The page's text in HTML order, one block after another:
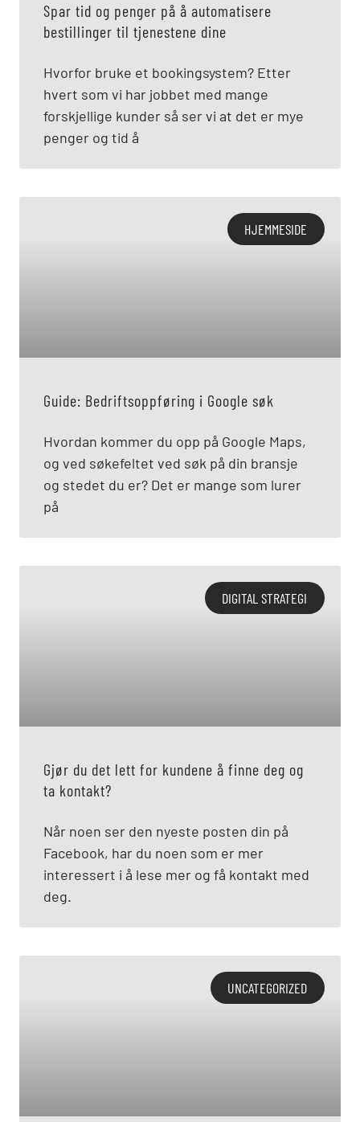
Spar tid og penger på å automatisere
bestillinger til tjenestene dine
Hvorfor bruke et bookingsystem? Etter
hvert som vi har jobbet med mange
forskjellige kunder så ser vi at det er mye
penger og tid å
HJEMMESIDE
Guide: Bedriftsoppføring i Google søk
Hvordan kommer du opp på Google Maps,
og ved søkefeltet ved søk på din bransje
og stedet du er? Det er mange som lurer
på
DIGITAL STRATEGI
Gjør du det lett for kundene å finne deg og
ta kontakt?
Når noen ser den nyeste posten din på
Facebook, har du noen som er mer
interessert i å lese mer og få kontakt med
deg.
UNCATEGORIZED